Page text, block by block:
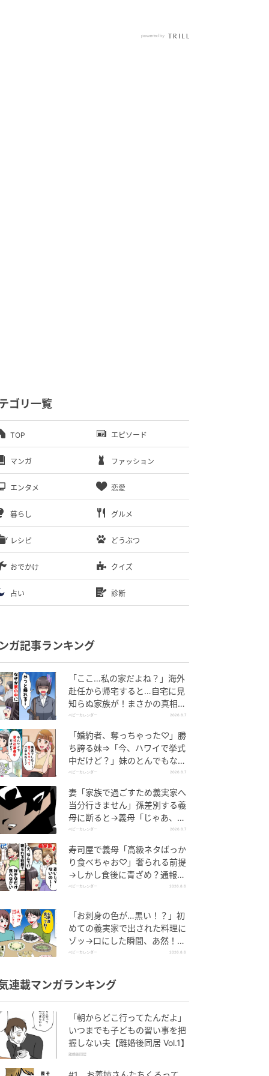
ゴリ一覧
TOP エピソード
マンガ ファッション
エンタメ 恋愛
暮らし グルメ
レシピ どうぶつ
おでかけ クイズ
占い 診断
ガ記事ランキング
「ここ…私の家だよね？」海外
赴任から帰宅すると…自宅に見
知らぬ家族が！まさかの真相と
は！？
ベビーカレンダー 2026.8.7
「婚約者、奪っちゃった♡」勝
ち誇る妹⇒「今、ハワイで挙式
中だけど？」妹のとんでもない
勘違いとは
ベビーカレンダー 2026.8.7
妻「家族で過ごすため義実家へ
当分行きません」孫差別する義
母に断ると→義母「じゃあ、私
は…」妻絶句＜こどおじ義兄＞
ベビーカレンダー 2026.8.7
寿司屋で義母「高級ネタばっか
り食べちゃお♡」奢られる前提
→しかし食後に青ざめ？通報さ
れ警察沙汰！
ベビーカレンダー 2026.8.6
「お刺身の色が…黒い！？」初
めての義実家で出された料理に
ゾッ→口にした瞬間、あ然！刺
身の正体は
ベビーカレンダー 2026.8.6
連載マンガランキング
「朝からどこ行ってたんだよ」
いつまでも子どもの習い事を把
握しない夫【離婚後同居 Vol.1】
離婚後同居